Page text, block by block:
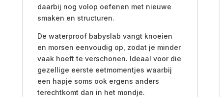
daarbij nog volop oefenen met nieuwe
smaken en structuren.
De waterproof babyslab vangt knoeien
en morsen eenvoudig op, zodat je minder
vaak hoeft te verschonen. Ideaal voor die
gezellige eerste eetmomentjes waarbij
een hapje soms ook ergens anders
terechtkomt dan in het mondje.